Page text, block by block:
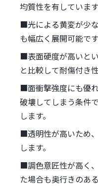
均質性を有しています
■光による黄変が少
も幅広く展開可能です
■表面硬度が高いと
と比較して耐傷付き
■面衝撃強度にも優
破壊してしまう条件
します。
■透明性が高いため
します。
■調色意匠性が高く
た場合も奥行きのあ